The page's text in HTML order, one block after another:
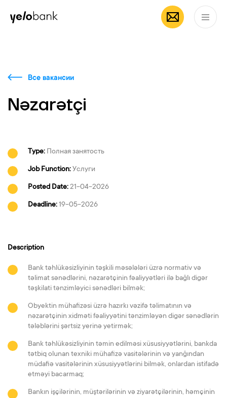
Частным лицам
Все вакансии
Nəzarətçi
Type: Полная занятость
Job Function: Услуги
Posted Date:21-04-2026
Deadline:19-05-2026
Description
Bank təhlükəsizliyinin təşkili məsələləri üzrə normativ və
təlimat sənədlərini, nəzarətçinin fəaliyyətləri ilə bağlı digər
təşkilati tənzimləyici sənədləri bilmək;
Obyektin mühafizəsi üzrə hazırkı vəzifə təlimatının və
nəzarətçinin xidməti fəaliyyətini tənzimləyən digər sənədlərin
tələblərini şərtsiz yerinə yetirmək;
Bank təhlükəsizliyinin təmin edilməsi xüsusiyyətlərini, bankda
tətbiq olunan texniki mühafizə vasitələrinin və yanğından
müdafiə vasitələrinin xüsusiyyətlərini bilmək, onlardan istifadə
etməyi bacarmaq;
Bankın işçilərinin, müştərilərinin və ziyarətçilərinin, həmçinin